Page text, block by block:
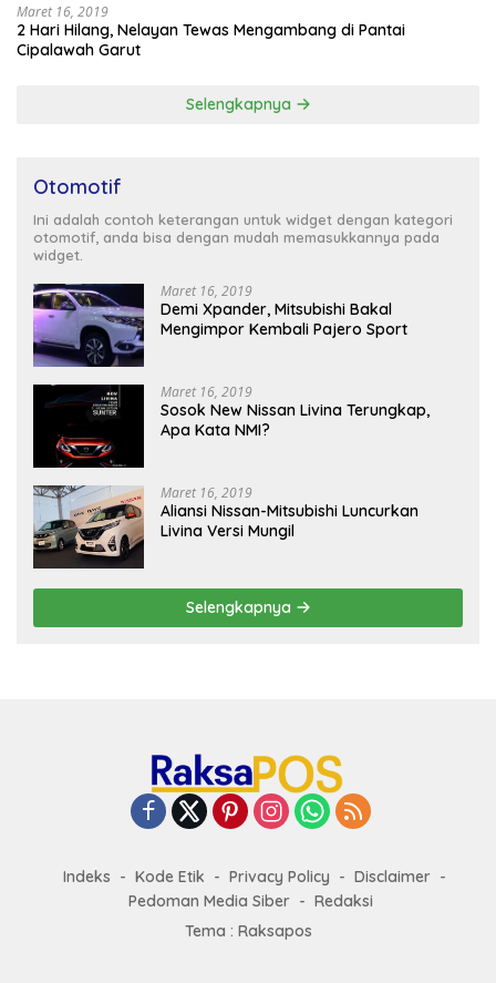
Maret 16, 2019
2 Hari Hilang, Nelayan Tewas Mengambang di Pantai
Cipalawah Garut
Selengkapnya
Otomotif
Ini adalah contoh keterangan untuk widget dengan kategori
otomotif, anda bisa dengan mudah memasukkannya pada
widget.
Maret 16, 2019
Demi Xpander, Mitsubishi Bakal
Mengimpor Kembali Pajero Sport
Maret 16, 2019
Sosok New Nissan Livina Terungkap,
Apa Kata NMI?
Maret 16, 2019
Aliansi Nissan-Mitsubishi Luncurkan
Livina Versi Mungil
Selengkapnya
Indeks Kode Etik Privacy Policy
Disclaimer
Pedoman Media Siber
Redaksi
Tema : Raksapos